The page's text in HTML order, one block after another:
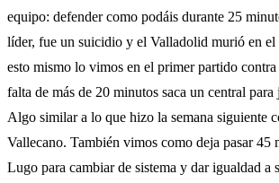
equipo: defender como podáis durante 25
líder, fue un suicidio y el Valladolid murió en el
esto mismo lo vimos en el primer partido
falta de más de 20 minutos saca un central para
Algo similar a lo que hizo la semana siguiente
Vallecano. También vimos como deja pasar 45
Lugo para cambiar de sistema y dar igualdad a